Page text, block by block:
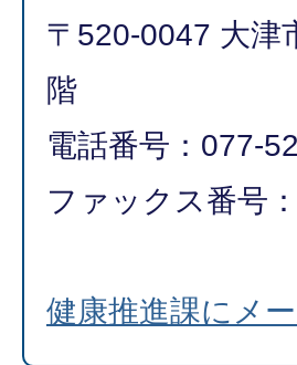
〒520-0047 大津
階
電話番号：077-
ファックス番号
健康推進課にメ